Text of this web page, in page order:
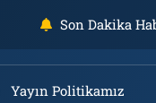
Son Dakika
Yayın Politikamız